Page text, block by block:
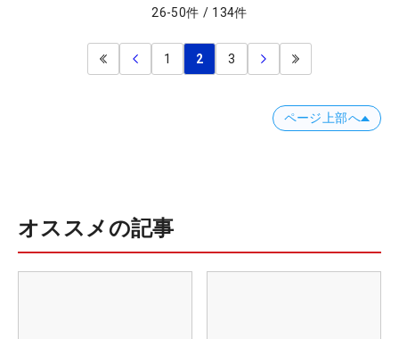
26-50件 / 134件
1 2 3
ページ上部へ
オススメの記事